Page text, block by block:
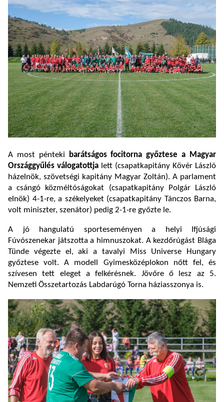
A most pénteki
barátságos focitorna győztese a Magyar
Országgyűlés válogatottja lett (csapatkapitány Kövér László
házelnök, szövetségi kapitány Magyar Zoltán). A parlament
a csángó közméltóságokat (csapatkapitány Polgár László
elnök) 4-1-re, a székelyeket (csapatkapitány Tánczos Barna,
volt miniszter, szenátor) pedig 2-1-re győzte le.
A jó hangulatú sporteseményen a helyi Ifjúsági
Fúvószenekar játszotta a himnuszokat. A kezdőrúgást Blága
Tünde végezte el, aki a tavalyi Miss Universe Hungary
győztese volt. A modell Gyimesközéplokon nőtt fel, és
szívesen tett eleget a felkérésnek. Jövőre ő lesz az 5.
Nemzeti Összetartozás Labdarúgó Torna háziasszonya is.